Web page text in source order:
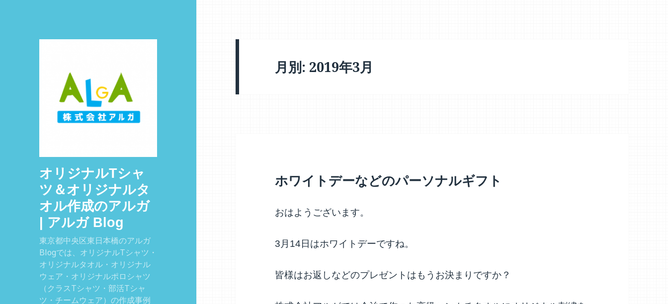
オリジナルTシャ
ツ＆オリジナルタ
オル作成のアルガ
| アルガ Blog
東京都中央区東日本橋のアルガ
Blogでは、オリジナルTシャツ・
オリジナルタオル・オリジナル
ウェア・オリジナルポロシャツ
（クラスTシャツ・部活Tシャ
ツ・チームウェア）の作成事例
月別: 2019年3月
ホワイトデーなどのパーソナルギフト
おはようございます。
3月14日はホワイトデーですね。
皆様はお返しなどのプレゼントはもうお決まりですか？